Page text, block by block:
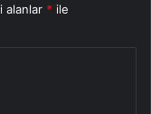
alanlar * ile